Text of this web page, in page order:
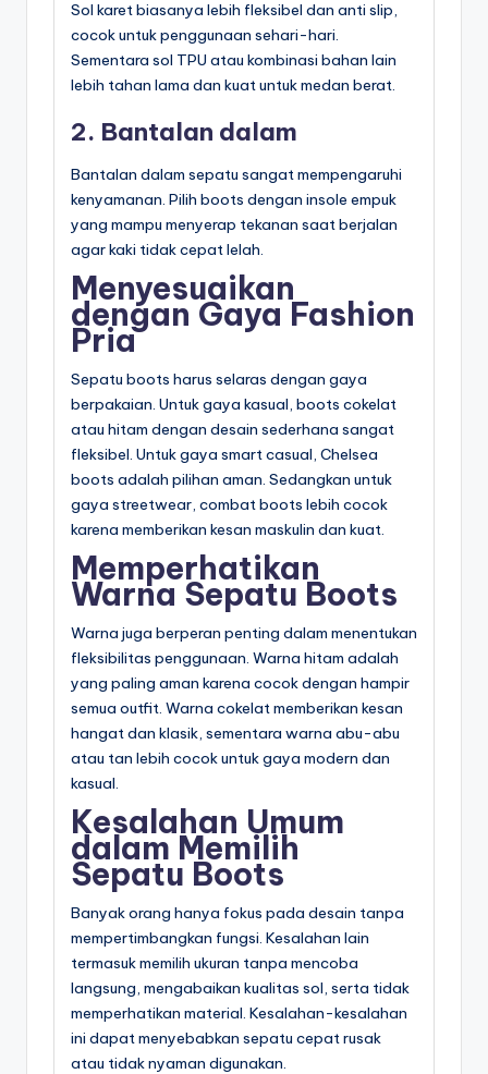
Sol karet biasanya lebih fleksibel dan anti slip,
cocok untuk penggunaan sehari-hari.
Sementara sol TPU atau kombinasi bahan lain
lebih tahan lama dan kuat untuk medan berat.
2. Bantalan dalam
Bantalan dalam sepatu sangat mempengaruhi
kenyamanan. Pilih boots dengan insole empuk
yang mampu menyerap tekanan saat berjalan
agar kaki tidak cepat lelah.
Menyesuaikan
dengan Gaya Fashion
Pria
Sepatu boots harus selaras dengan gaya
berpakaian. Untuk gaya kasual, boots cokelat
atau hitam dengan desain sederhana sangat
fleksibel. Untuk gaya smart casual, Chelsea
boots adalah pilihan aman. Sedangkan untuk
gaya streetwear, combat boots lebih cocok
karena memberikan kesan maskulin dan kuat.
Memperhatikan
Warna Sepatu Boots
Warna juga berperan penting dalam menentukan
fleksibilitas penggunaan. Warna hitam adalah
yang paling aman karena cocok dengan hampir
semua outfit. Warna cokelat memberikan kesan
hangat dan klasik, sementara warna abu-abu
atau tan lebih cocok untuk gaya modern dan
kasual.
Kesalahan Umum
dalam Memilih
Sepatu Boots
Banyak orang hanya fokus pada desain tanpa
mempertimbangkan fungsi. Kesalahan lain
termasuk memilih ukuran tanpa mencoba
langsung, mengabaikan kualitas sol, serta tidak
memperhatikan material. Kesalahan-kesalahan
ini dapat menyebabkan sepatu cepat rusak
atau tidak nyaman digunakan.